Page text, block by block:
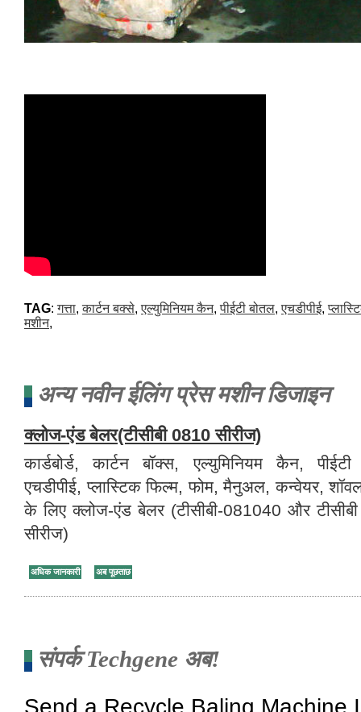
TAG:गत्ता,कार्टन बक्से,एल्युमिनियम कैन,पीईटी बोतल,एचडीपीई,
मशीन,
अन्य नवीन ईलिंग प्रेस मशीन डिजाइन
क्लोज-एंड बेलर(टीसीबी 0810 सीरीज)
कार्डबोर्ड, कार्टन बॉक्स, एल्युमिनियम कैन,
एचडीपीई, प्लास्टिक फिल्म, फोम, मैनुअल, कन्वेयर,
के लिए क्लोज-एंड बेलर (टीसीबी-081040 और
सीरीज)
अधिक जानकारी अब पूछताछ
संपर्क Techgene अब!